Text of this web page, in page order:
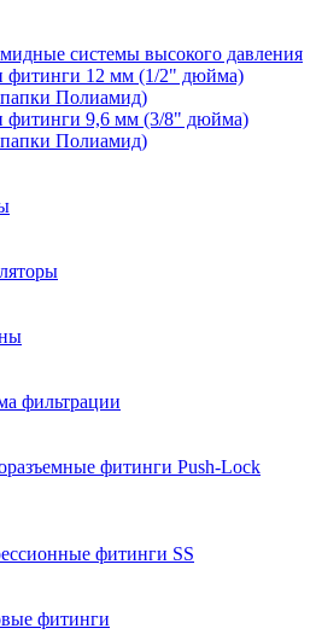
системы высокого давления
фитинги 12 мм (1/2" дюйма)
Полиамид)
фитинги 9,6 мм (3/8" дюйма)
Полиамид)
фильтрации
фитинги Push-Lock
фитинги SS
фитинги